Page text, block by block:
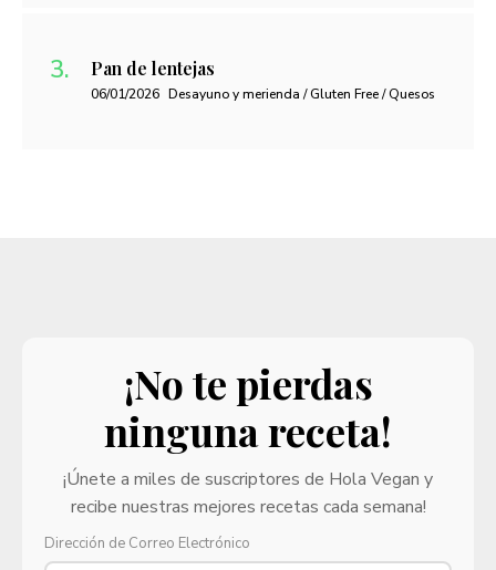
Pan de lentejas
06/01/2026 Desayuno y merienda / Gluten Free / Quesos
¡No te pierdas
ninguna receta!
¡Únete a miles de suscriptores de Hola Vegan y
recibe nuestras mejores recetas cada semana!
Dirección de Correo Electrónico